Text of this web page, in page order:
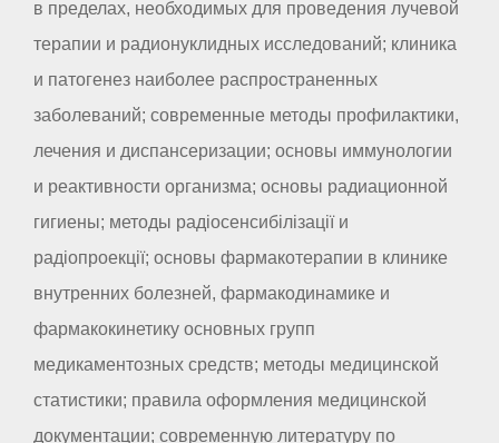
в пределах, необходимых для проведения лучевой
терапии и радионуклидных исследований; клиника
и патогенез наиболее распространенных
заболеваний; современные методы профилактики,
лечения и диспансеризации; основы иммунологии
и реактивности организма; основы радиационной
гигиены; методы радіосенсибілізації и
радіопроекції; основы фармакотерапии в клинике
внутренних болезней, фармакодинамике и
фармакокинетику основных групп
медикаментозных средств; методы медицинской
статистики; правила оформления медицинской
документации; современную литературу по